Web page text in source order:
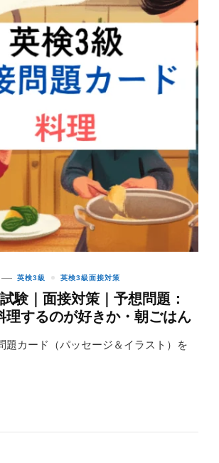
英検3級 英検3級面接対策
験｜面接対策｜予想問題：
理するのが好きか・朝ごはん
題カード（パッセージ＆イラスト）を